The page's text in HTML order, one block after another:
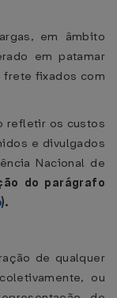
em âmbito
em patamar
fixados com
refletir os custos
e divulgados
Nacional de
do parágrafo
).
de qualquer
ou